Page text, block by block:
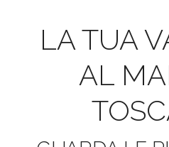
LA TUA
AL